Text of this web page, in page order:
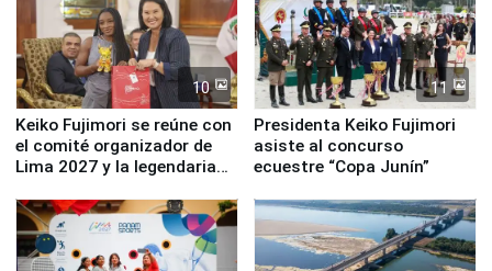
10
Keiko Fujimori se reúne con
el comité organizador de
Lima 2027 y la legendaria
11
Presidenta Keiko Fujimori
asiste al concurso
ecuestre “Copa Junín”